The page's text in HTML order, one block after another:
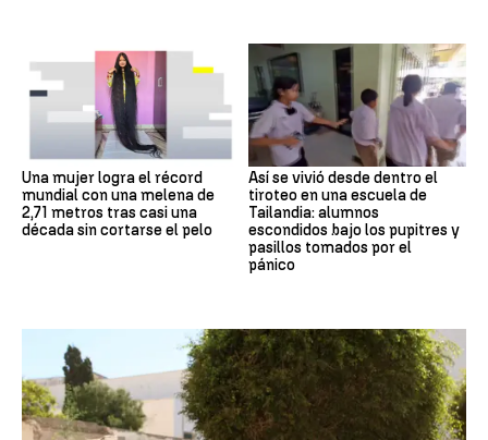
Una mujer logra el récord
mundial con una melena de
2,71 metros tras casi una
década sin cortarse el pelo
Así se vivió desde dentro el
tiroteo en una escuela de
Tailandia: alumnos
escondidos bajo los pupitres y
pasillos tomados por el
pánico